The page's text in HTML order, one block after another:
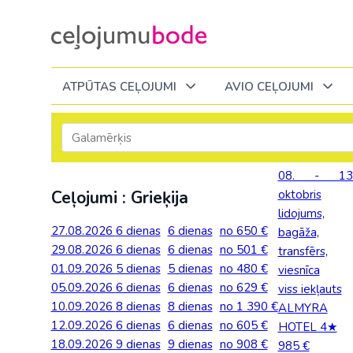
ATPŪTAS CEĻOJUMI
Tuvākajā laikā Septembrī
Eiropa
Albānija
Bulgārija
Grieķija: Korfu
Grieķija: Krēta
Grieķija: Peloponesa
Melnkalne
No Kauņas: Turcija
No Palangas:
No Viļņas: Krēta
No Viļņas: Turcija
AVIO CEĻOJUMI
Visi ceļojumi Septembrī
Eiropa
Albānija
Armēnija
Bosnija un Hercegovina
Bulgārija
Čehija
Kosova
Lielbritānija
Malta
Melnkalne
Moldova
Visi ceļojumi Septembrī
Austrija Igaunija
Bulgārija Itālija
Čehija Latvija
Francija Lietuva
Grieķija
Itālija
Slēpošana Francijā
Slēpošana Itālijā
Slēpošana Itālijā no Viļņas
Slēpošana Červīnijā (Matterhorn)
Degvielas piemaksa 2026
Ceļojumu bodes komanda
Atsauksmes
Vakances
Dāvanu kartes
Blogs
Ceļojumi : Grieķija
27.08.2026 6 dienas 6 dienas no 650 €
29.08.2026 6 dienas 6 dienas no 501 €
01.09.2026 5 dienas 5 dienas no 480 €
05.09.2026 6 dienas 6 dienas no 629 €
10.09.2026 8 dienas 8 dienas no 1 390 €
12.09.2026 6 dienas 6 dienas no 605 €
18.09.2026 9 dienas 9 dienas no 908 €
08. -
oktobris
lidojums,
bagāža,
transfērs,
viesnīca
viss iekļauts
ALMYRA
HOTEL 4★
985 €